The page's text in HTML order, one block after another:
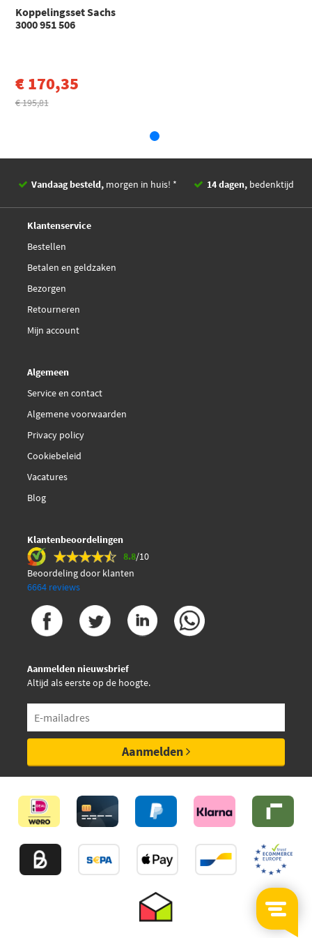
Valeo Compact 826758
Koppelingsset Sachs
3000 951 506
€ 170,35
€ 195,81
Vandaag besteld, morgen in huis! * 14 dagen, bedenktijd
Klantenservice
Bestellen
Betalen en geldzaken
Bezorgen
Retourneren
Mijn account
Algemeen
Service en contact
Algemene voorwaarden
Privacy policy
Cookiebeleid
Vacatures
Blog
Klantenbeoordelingen
8.8/10
Beoordeling door klanten
6664 reviews
Aanmelden nieuwsbrief
Altijd als eerste op de hoogte.
Aanmelden